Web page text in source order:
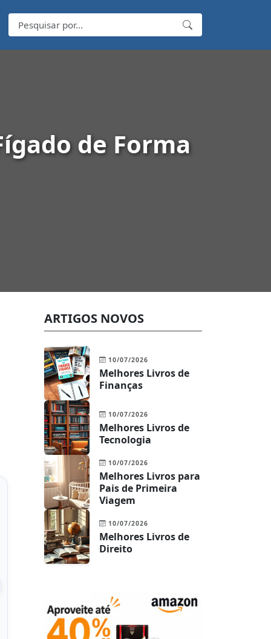
de Forma
New Life Detox 60
Cápsulas
ARTIGOS NOVOS
10/07/2026
Melhores Livros de
Finanças
10/07/2026
Melhores Livros de
Tecnologia
10/07/2026
Melhores Livros para
Pais de Primeira
Viagem
10/07/2026
Melhores Livros de
Direito